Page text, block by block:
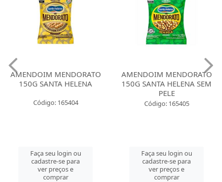
AMENDOIM MENDORATO
150G SANTA HELENA
Código: 165404
Faça seu login ou
cadastre-se para
ver preços e
comprar
AMENDOIM MENDORATO
150G SANTA HELENA SEM
PELE
Código: 165405
Faça seu login ou
cadastre-se para
ver preços e
comprar